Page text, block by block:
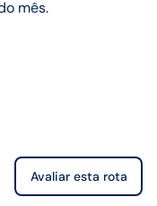
mês.
Avaliar esta rota